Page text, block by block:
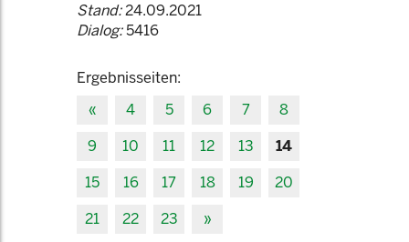
Stand:24.09.2021
Dialog:5416
Ergebnisseiten:
«
4 5 6 7
8
9
10 11 12 13
14
15
16 17 18 19
20
21
22 23 »